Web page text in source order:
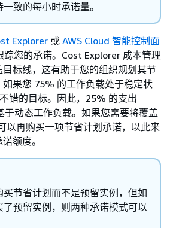
致的每小时承诺量。
Explorer 或 AWS Cloud 智能控制面
踪您的承诺。Cost Explorer 成本管理
标线，这有助于您的组织规划其节
果您 75% 的工作负载处于稳定状
错的目标。因此，25% 的支出
动态工作负载。如果您需要将覆盖
以再购买一项节省计划承诺，以此来
额度。
买节省计划而不是预留实例，但如
了预留实例，则两种承诺模式可以